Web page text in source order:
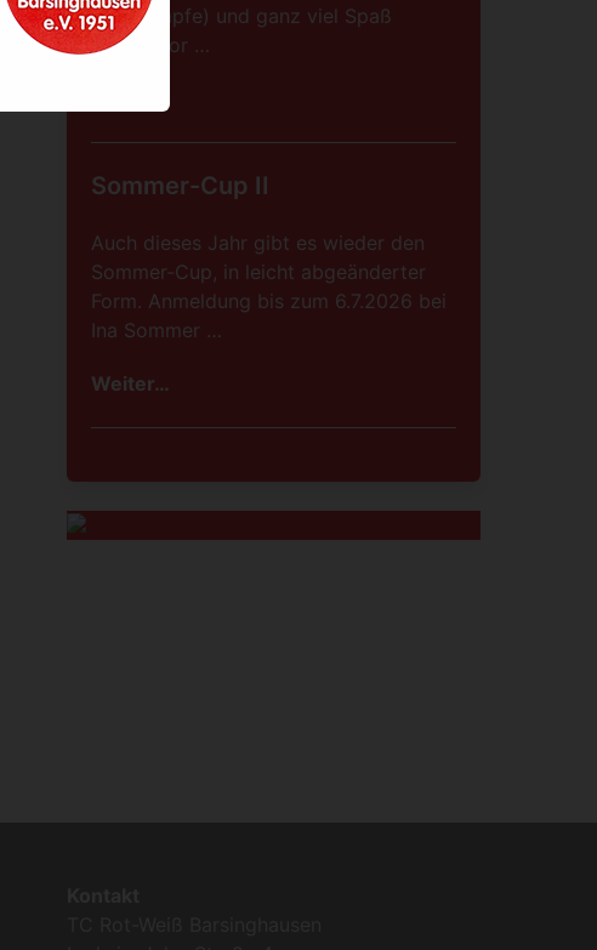
Wettkämpfe) und ganz viel Spaß
haben, vor …
Sommer-Cup II
Auch dieses Jahr gibt es wieder den
Sommer-Cup, in leicht abgeänderter
Form. Anmeldung bis zum 6.7.2026 bei
Ina Sommer …
Weiter…